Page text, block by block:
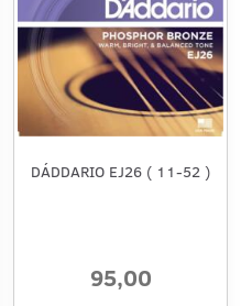
DÁDDARIO EJ26 ( 11-52 )
95,00